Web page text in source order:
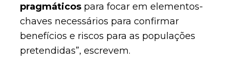
pragmáticospara focar em elementos-
chaves necessários para confirmar
benefícios e riscos para as populações
pretendidas”, escrevem.